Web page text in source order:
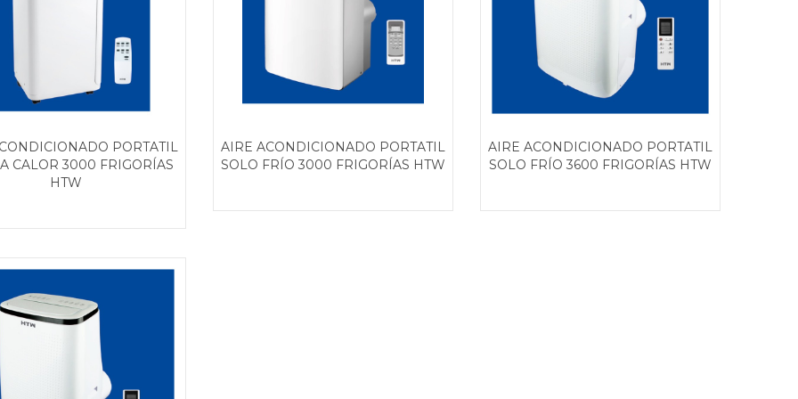
PORTATIL
CALOR 3000 FRIGORÍAS
HTW
AIRE ACONDICIONADO PORTATIL
SOLO FRÍO 3000 FRIGORÍAS HTW
AIRE ACONDICIONADO PORTATIL
SOLO FRÍO 3600 FRIGORÍAS HTW